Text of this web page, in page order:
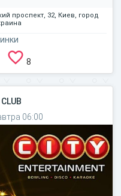
проспект, 32, Киев, город
8
06:00